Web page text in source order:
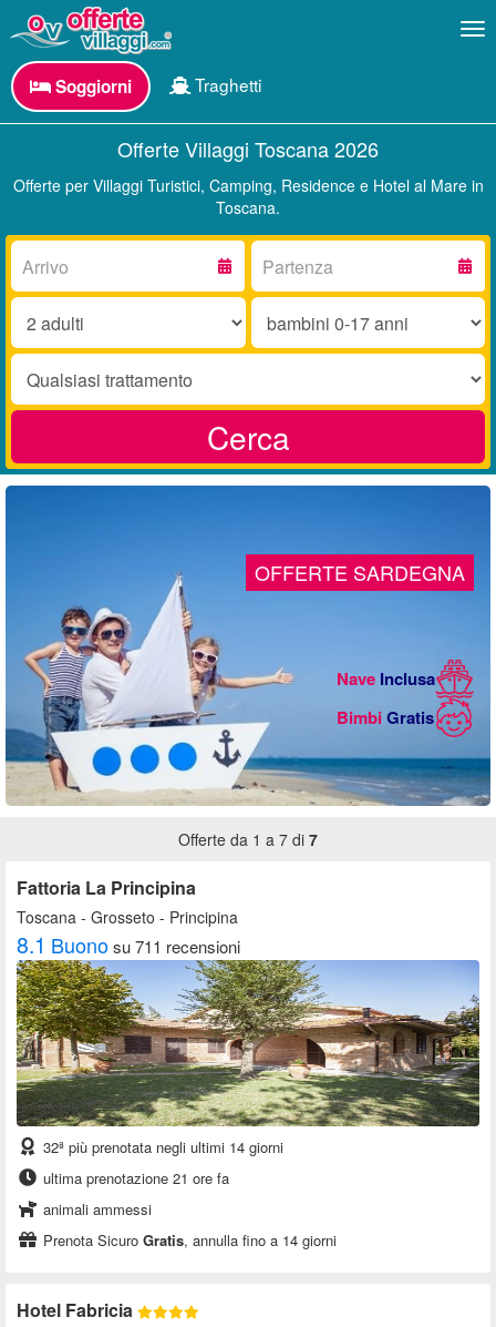
Soggiorni Traghetti
Offerte Villaggi Toscana 2026
Offerte per Villaggi Turistici, Camping, Residence e Hotel al Mare in
Toscana.
Arrivo:
Partenza:
Adulti:
Bambini
17
Trattamento:
Cerca
OFFERTE SARDEGNA
NaveInclusa
Bimbi Gratis
Offerte da 1 a 7 di 7
Fattoria La Principina
Toscana - Grosseto - Principina
8.1 Buonosu 711 recensioni
32ª più prenotata negli ultimi 14 giorni
ultima prenotazione 21 ore fa
animali ammessi
Prenota Sicuro Gratis, annulla fino a 14 giorni
Hotel Fabricia